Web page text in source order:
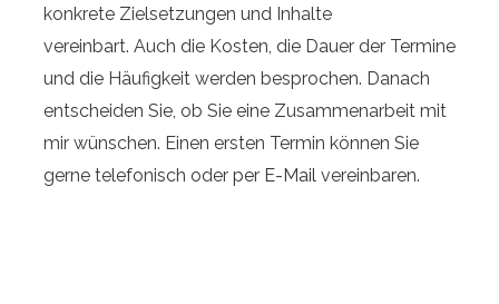
konkrete Zielsetzungen und Inhalte
vereinbart. Auch die Kosten, die Dauer der Termine
und die Häufigkeit werden besprochen. Danach
entscheiden Sie, ob Sie eine Zusammenarbeit mit
mir wünschen. Einen ersten Termin können Sie
gerne telefonisch oder per E-Mail vereinbaren.